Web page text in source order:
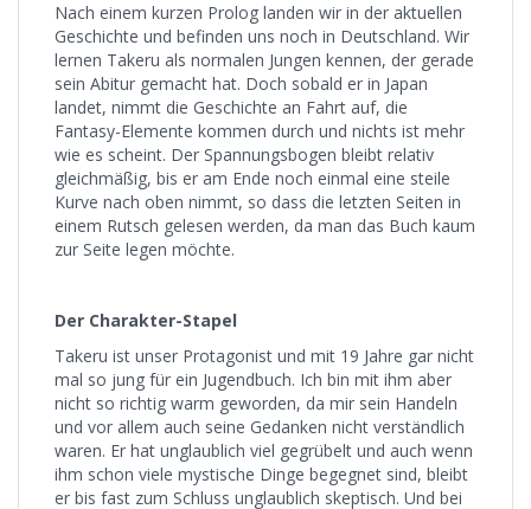
Nach einem kurzen Prolog landen wir in der aktuellen
Geschichte und befinden uns noch in Deutschland. Wir
lernen Takeru als normalen Jungen kennen, der gerade
sein Abitur gemacht hat. Doch sobald er in Japan
landet, nimmt die Geschichte an Fahrt auf, die
Fantasy-Elemente kommen durch und nichts ist mehr
wie es scheint. Der Spannungsbogen bleibt relativ
gleichmäßig, bis er am Ende noch einmal eine steile
Kurve nach oben nimmt, so dass die letzten Seiten in
einem Rutsch gelesen werden, da man das Buch kaum
zur Seite legen möchte.
Der Charakter-Stapel
Takeru ist unser Protagonist und mit 19 Jahre gar nicht
mal so jung für ein Jugendbuch. Ich bin mit ihm aber
nicht so richtig warm geworden, da mir sein Handeln
und vor allem auch seine Gedanken nicht verständlich
waren. Er hat unglaublich viel gegrübelt und auch wenn
ihm schon viele mystische Dinge begegnet sind, bleibt
er bis fast zum Schluss unglaublich skeptisch. Und bei